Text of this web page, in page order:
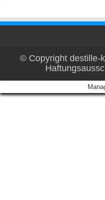
© Copyright destille-